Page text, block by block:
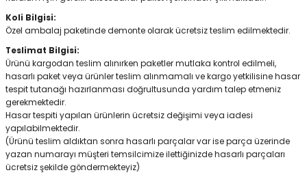
Koli Bilgisi:
Özel ambalaj paketinde demonte olarak ücretsiz teslim edilmektedir.
Teslimat Bilgisi:
Ürünü kargodan teslim alınırken paketler mutlaka kontrol edilmeli,
hasarlı paket veya ürünler teslim alınmamalı ve kargo yetkilisine hasar
tespit tutanağı hazırlanması doğrultusunda yardım talep etmeniz
gerekmektedir.
Hasar tespiti yapılan ürünlerin ücretsiz değişimi veya iadesi
yapılabilmektedir.
(Ürünü teslim aldıktan sonra hasarlı parçalar var ise parça üzerinde
yazan numarayı müşteri temsilcimize ilettiğinizde hasarlı parçaları
ücretsiz şekilde göndermekteyiz)